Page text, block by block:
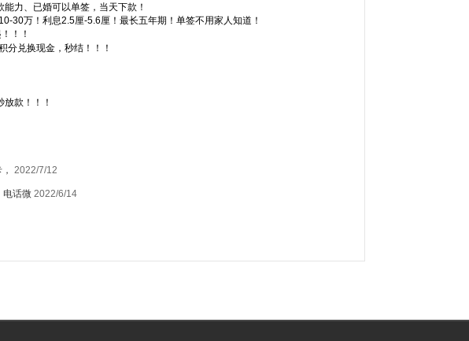
力、已婚可以单签，当天下款！
30万！利息2.5厘-5.6厘！最长五年期！单签不用家人知道！
！！
分兑换现金，秒结！！！
批秒放款！！！
2022/7/12
电话微 2022/6/14